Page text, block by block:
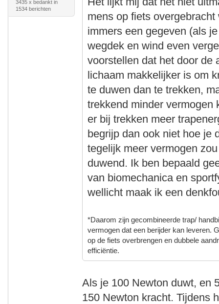
3435 x bedankt in
1534 berichten
mens op fiets
immers een gegeven (als
wegdek en wind even
voorstellen dat het door de
lichaam makkelijker is om
te duwen dan te trekken,
trekkend minder vermogen
er bij trekken meer
begrijp dan ook niet hoe je
tegelijk meer vermogen
duwend. Ik ben bepaald
van biomechanica en
wellicht maak ik een
*Daarom zijn gecombineerde trap/
vermogen dat een berijder kan leveren.
op de fiets overbrengen en dubbele
efficiëntie.
Als je 100 Newton duwt, en
150 Newton kracht. Tijdens